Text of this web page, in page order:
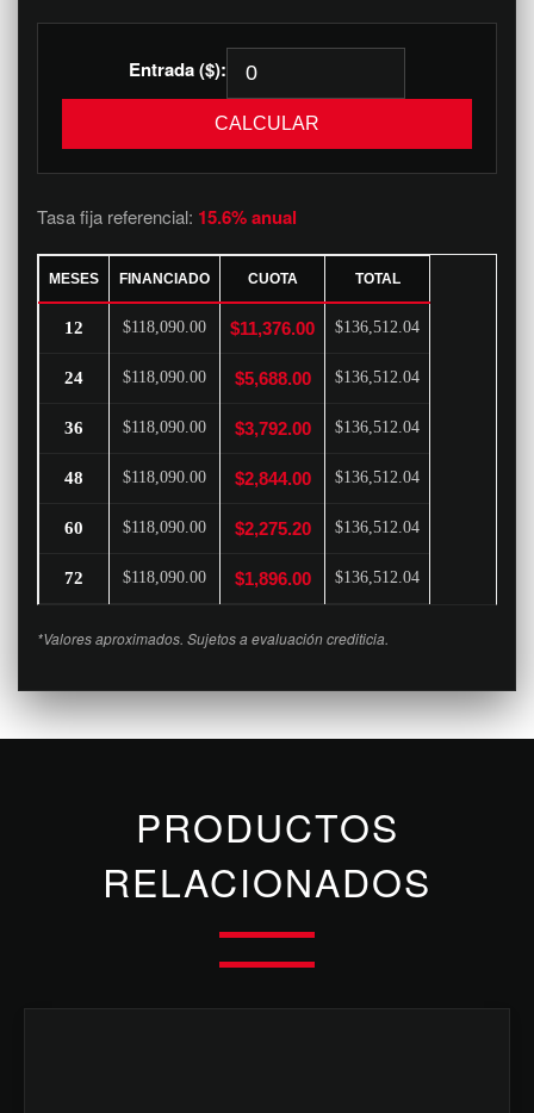
Entrada ($):
CALCULAR
Tasa fija referencial: 15.6% anual
MESES FINANCIADO CUOTA TOTAL
12 $118,090.00 $11,376.00 $136,512.04
24 $118,090.00 $5,688.00 $136,512.04
36 $118,090.00 $3,792.00 $136,512.04
48 $118,090.00 $2,844.00 $136,512.04
60 $118,090.00 $2,275.20 $136,512.04
72 $118,090.00 $1,896.00 $136,512.04
*Valores aproximados. Sujetos a evaluación crediticia.
PRODUCTOS
RELACIONADOS